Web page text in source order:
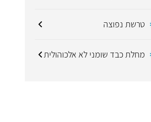
טרשת נפוצה
מחלת כבד שומני לא אלכוהולית